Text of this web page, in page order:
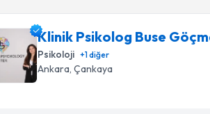
Klinik Psikolog Buse
Psikoloji +1diğer
Ankara , Çankaya